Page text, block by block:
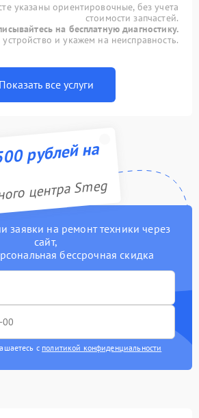
указаны ориентировочные, без учета
стоимости запчастей.
на бесплатную диагностику.
и укажем на неисправность.
Показать все услуги
рублей на
центра Smeg
заявки на ремонт техники через
сайт,
бессрочная скидка
с политикой конфиденциальности